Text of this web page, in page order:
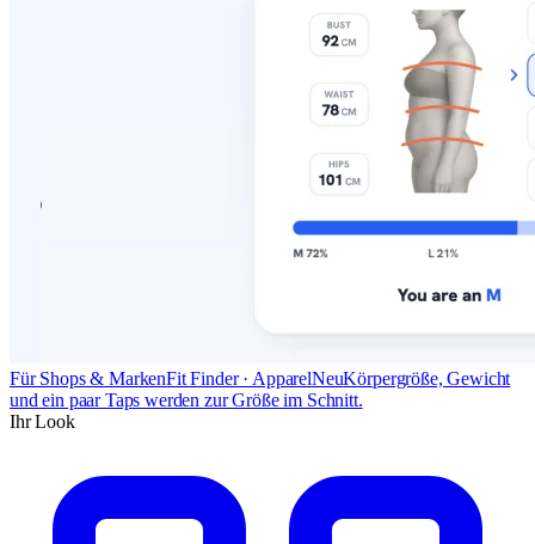
Für Shops & MarkenFit Finder · ApparelNeuKörpergröße, Gewicht
und ein paar Taps werden zur Größe im Schnitt.
Ihr Look